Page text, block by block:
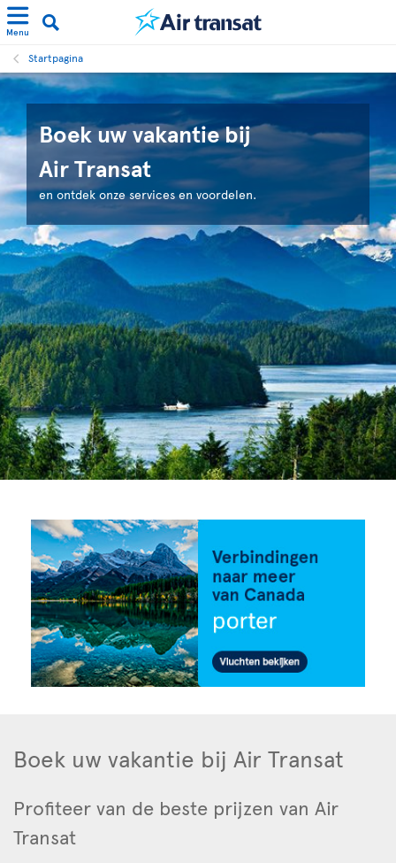
Menu
Startpagina
Boek uw vakantie bij
Air Transat
en ontdek onze services en voordelen.
Boek uw vakantie bij Air Transat
Profiteer van de beste prijzen van Air
Transat